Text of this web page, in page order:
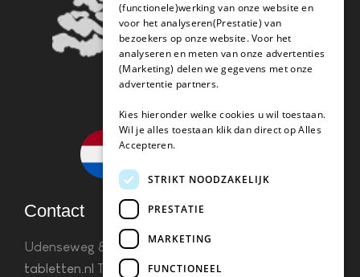
Contact
Udenseweg 8B 5405 PA Udeninfo(@)koffie-
tabletten.nl Tel. 085 782 5578KvK 67529623 Btw:
(functionele)werking van onze website en
voor het analyseren(Prestatie) van
bezoekers op onze website. Voor het
analyseren en meten van onze advertenties
(Marketing) delen we gegevens met onze
advertentie partners.
Kies hieronder welke cookies u wil toestaan.
Wil je alles toestaan klik dan direct op Alles
Accepteren.
STRIKT NOODZAKELIJK
PRESTATIE
MARKETING
FUNCTIONEEL